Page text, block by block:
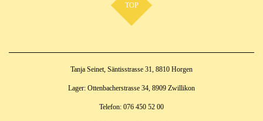
TOP
Tanja Seinet, Säntisstrasse 31, 8810 Horgen
Lager: Ottenbacherstrasse 34, 8909 Zwillikon
Telefon: 076 450 52 00